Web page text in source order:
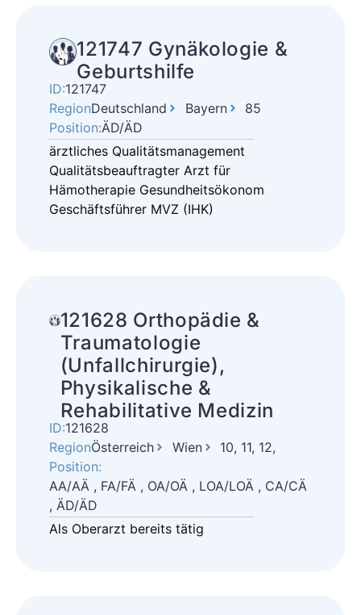
121747 Gynäkologie &
Geburtshilfe
ID:121747
RegionDeutschland Bayern
85
Position:ÄD/ÄD
ärztliches Qualitätsmanagement
Qualitätsbeauftragter Arzt für
Hämotherapie Gesundheitsökonom
Geschäftsführer MVZ (IHK)
121628 Orthopädie &
Traumatologie
(Unfallchirurgie),
Physikalische &
Rehabilitative Medizin
ID:121628
RegionÖsterreich Wien
10, 11, 12,
Position:
AA/AÄ , FA/FÄ , OA/OÄ , LOA/LOÄ , CA/CÄ
, ÄD/ÄD
Als Oberarzt bereits tätig